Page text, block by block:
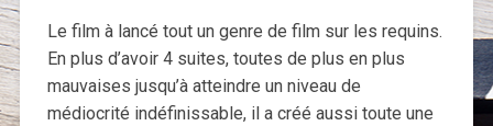
Le film à lancé tout un genre de film sur les requins.
En plus d’avoir 4 suites, toutes de plus en plus
mauvaises jusqu’à atteindre un niveau de
médiocrité indéfinissable, il a créé aussi toute une